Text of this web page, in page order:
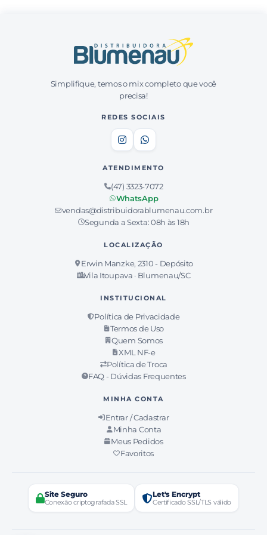
Simplifique, temos o mix completo que você
precisa!
REDES SOCIAIS
ATENDIMENTO
(47) 3323-7072
WhatsApp
vendas@distribuidorablumenau.com.br
Segunda a Sexta: 08h às 18h
LOCALIZAÇÃO
Erwin Manzke, 2310 - Depósito
Vila Itoupava · Blumenau/SC
INSTITUCIONAL
Política de Privacidade
Termos de Uso
Quem Somos
XML NF-e
Política de Troca
FAQ - Dúvidas Frequentes
MINHA CONTA
Entrar / Cadastrar
Minha Conta
Meus Pedidos
Favoritos
Site Seguro
Conexão criptografada SSL
Let's Encrypt
Certificado SSL/TLS válido